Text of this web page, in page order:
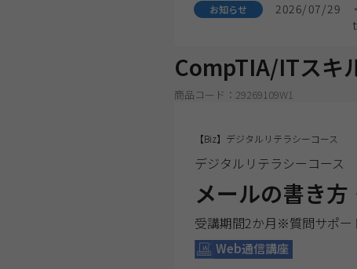
お知らせ 2026/07/29
CompTIA/ITスキ
商品コード：29269109W1
【Biz】デジタルリテラシーコース
デジタルリテラシーコース
メールの書き方
受講期間2か月※質問サポー
Web通信講座